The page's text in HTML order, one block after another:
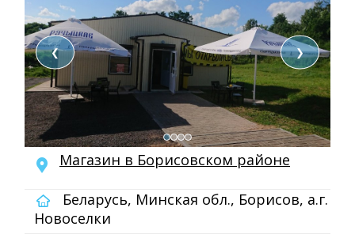
❮ ❯
Магазин в Борисовском районе
Беларусь, Минская обл., Борисов, а.г.
Новоселки